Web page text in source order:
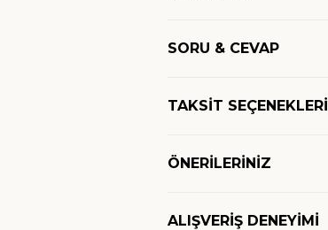
SORU & CEVAP
TAKSİT SEÇENEKLERİ
ÖNERİLERİNİZ
ALIŞVERİŞ DENEYİMİ